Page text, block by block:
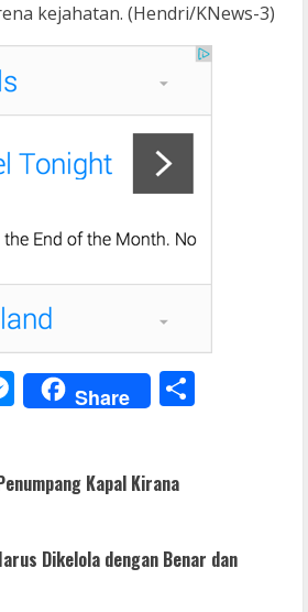
kejahatan. (Hendri/KNews-3)
M
e
e
g
Share
Kapal Kirana
Dikelola dengan Benar dan